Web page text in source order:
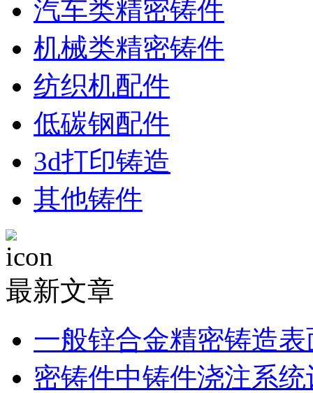
汽车类精密铸件
机械类精密铸件
纺织机配件
低碳钢配件
3d打印铸造
其他铸件
最新文章
一般锌合金精密铸造
密铸件中铸件浇注系